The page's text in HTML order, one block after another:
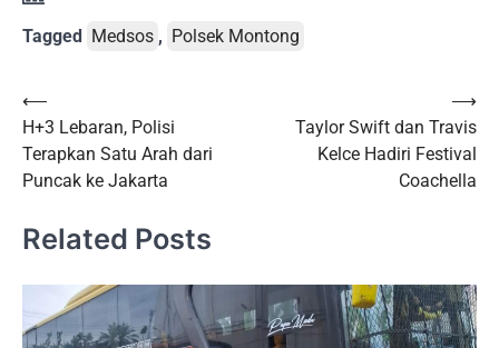
Tagged Medsos , Polsek Montong
Post
navigation
⟵
H+3 Lebaran, Polisi
Terapkan Satu Arah dari
Puncak ke Jakarta
Taylor Swift dan Travis
Kelce Hadiri Festival
Coachella
⟶
Related Posts